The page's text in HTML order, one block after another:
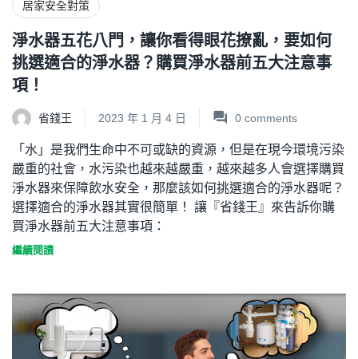
居家安全對策
淨水器五花八門，讓你看得眼花撩亂，要如何
挑選適合的淨水器？購買淨水器前五大注意事
項！
省錢王 2023 年 1 月 4 日 0 comments
「水」是我們生命中不可或缺的資源，但是在現今環境污染
嚴重的社會，水污染也越來越嚴重，越來越多人會選擇購買
淨水器來保障飲水安全，那麼該如何挑選適合的淨水器呢？
選擇適合的淨水器其實很簡單！ 讓『省錢王』來告訴你購
買淨水器前五大注意事項：
繼續閱讀